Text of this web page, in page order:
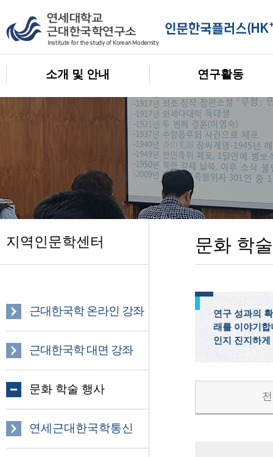
소개 및 안내 연구활동
지역인문학센터
근대한국학 온라인 강좌
근대한국학 대면 강좌
문화 학술 행사
연세근대한국학통신
문화 학
연구 성과의
래를 이야기
인지 진지하